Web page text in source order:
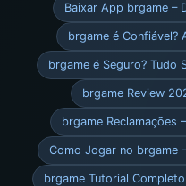
Baixar App brgame –
brgame é Confiável?
brgame é Seguro? Tudo
brgame Review
brgame Reclamações
Como Jogar no brgame
brgame Tutorial